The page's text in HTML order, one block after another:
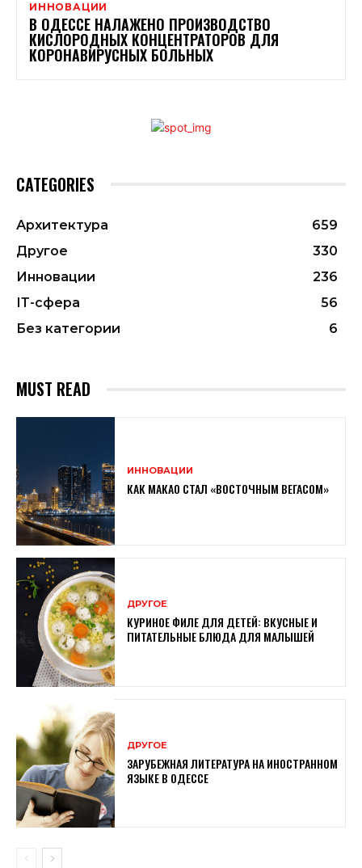
ИННОВАЦИИ
В ОДЕССЕ НАЛАЖЕНО ПРОИЗВОДСТВО
КИСЛОРОДНЫХ КОНЦЕНТРАТОРОВ ДЛЯ
КОРОНАВИРУСНЫХ БОЛЬНЫХ
CATEGORIES
Архитектура
659
Другое
330
Инновации
236
ІТ-сфера
56
Без категории
6
MUST READ
ИННОВАЦИИ
КАК МАКАО СТАЛ «ВОСТОЧНЫМ ВЕГАСОМ»
ДРУГОЕ
КУРИНОЕ ФИЛЕ ДЛЯ ДЕТЕЙ: ВКУСНЫЕ И
ПИТАТЕЛЬНЫЕ БЛЮДА ДЛЯ МАЛЫШЕЙ
ДРУГОЕ
ЗАРУБЕЖНАЯ ЛИТЕРАТУРА НА ИНОСТРАННОМ
ЯЗЫКЕ В ОДЕССЕ